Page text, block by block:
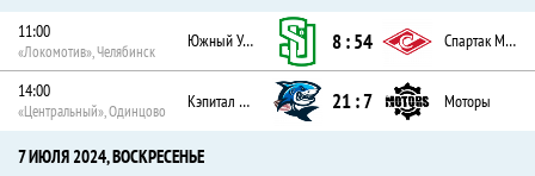
11:00
«Локомотив», Челябинск Южный Урал 8 : 54 Спартак Москва
14:00
«Центральный», Одинцово Кэпитал Шаркс 21 : 7 Моторы
7 ИЮЛЯ 2024, ВОСКРЕСЕНЬЕ